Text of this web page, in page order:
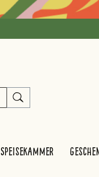
Speisekammer